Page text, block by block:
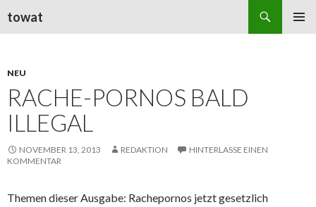
towat
NEU
RACHE-PORNOS BALD
ILLEGAL
NOVEMBER 13, 2013 REDAKTION
HINTERLASSE EINEN
KOMMENTAR
Themen dieser Ausgabe: Rachepornos jetzt gesetzlich